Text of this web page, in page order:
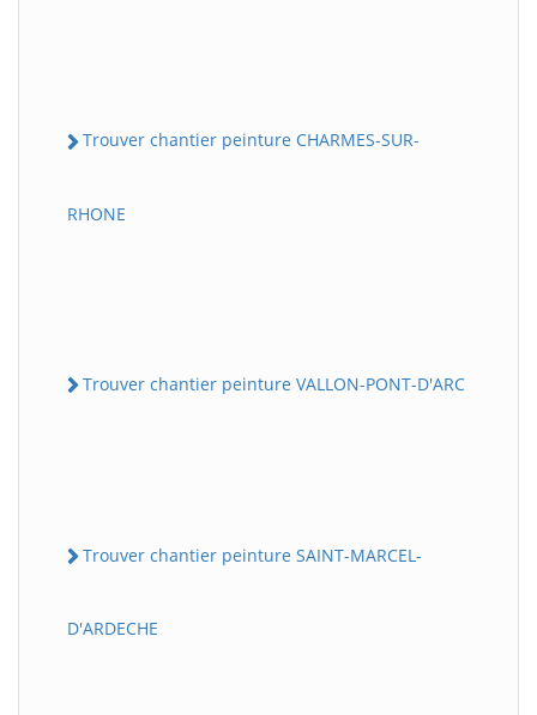
Trouver chantier peinture CHARMES-SUR-
RHONE
Trouver chantier peinture VALLON-PONT-D'ARC
Trouver chantier peinture SAINT-MARCEL-
D'ARDECHE